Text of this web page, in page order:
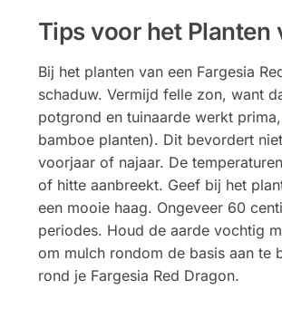
Tips voor het Planten
Bij het planten van een Fargesia
schaduw. Vermijd felle zon, want
potgrond en tuinaarde werkt prima,
bamboe planten). Dit bevordert
voorjaar of najaar. De
of hitte aanbreekt. Geef bij het
een mooie haag. Ongeveer 60
periodes. Houd de aarde vochtig
om mulch rondom de basis aan
rond je Fargesia Red Dragon.